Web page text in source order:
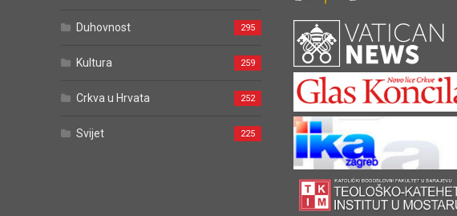
Duhovnost 295
Kultura 259
Crkva u Hrvata 252
Svijet 225